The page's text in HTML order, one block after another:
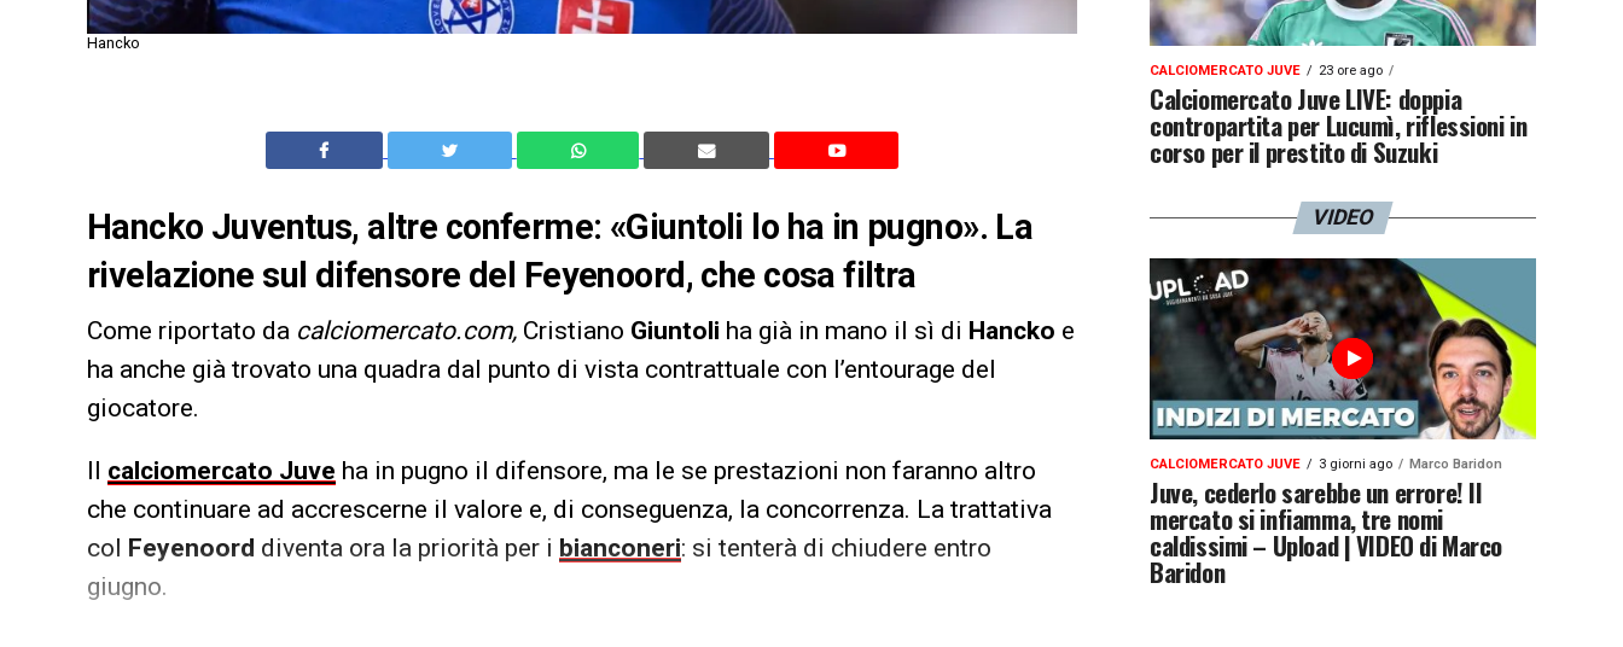
Hancko
Hancko Juventus, altre conferme: «Giuntoli lo ha in pugno». La
rivelazione sul difensore del Feyenoord, che cosa filtra
Come riportato da calciomercato.com, Cristiano Giuntoli ha già in mano il sì di Hancko e
ha anche già trovato una quadra dal punto di vista contrattuale con l’entourage del
giocatore.
Il calciomercato Juve ha in pugno il difensore, ma le se prestazioni non faranno altro
che continuare ad accrescerne il valore e, di conseguenza, la concorrenza. La trattativa
col Feyenoord diventa ora la priorità per i bianconeri: si tenterà di chiudere entro
giugno.
CALCIOMERCATO JUVE 23 ore ago
Calciomercato Juve LIVE: doppia
contropartita per Lucumì, riflessioni in
corso per il prestito di Suzuki
VIDEO
CALCIOMERCATO JUVE 3 giorni ago Marco Baridon
Juve, cederlo sarebbe un errore! Il
mercato si infiamma, tre nomi
caldissimi – Upload | VIDEO di Marco
Baridon